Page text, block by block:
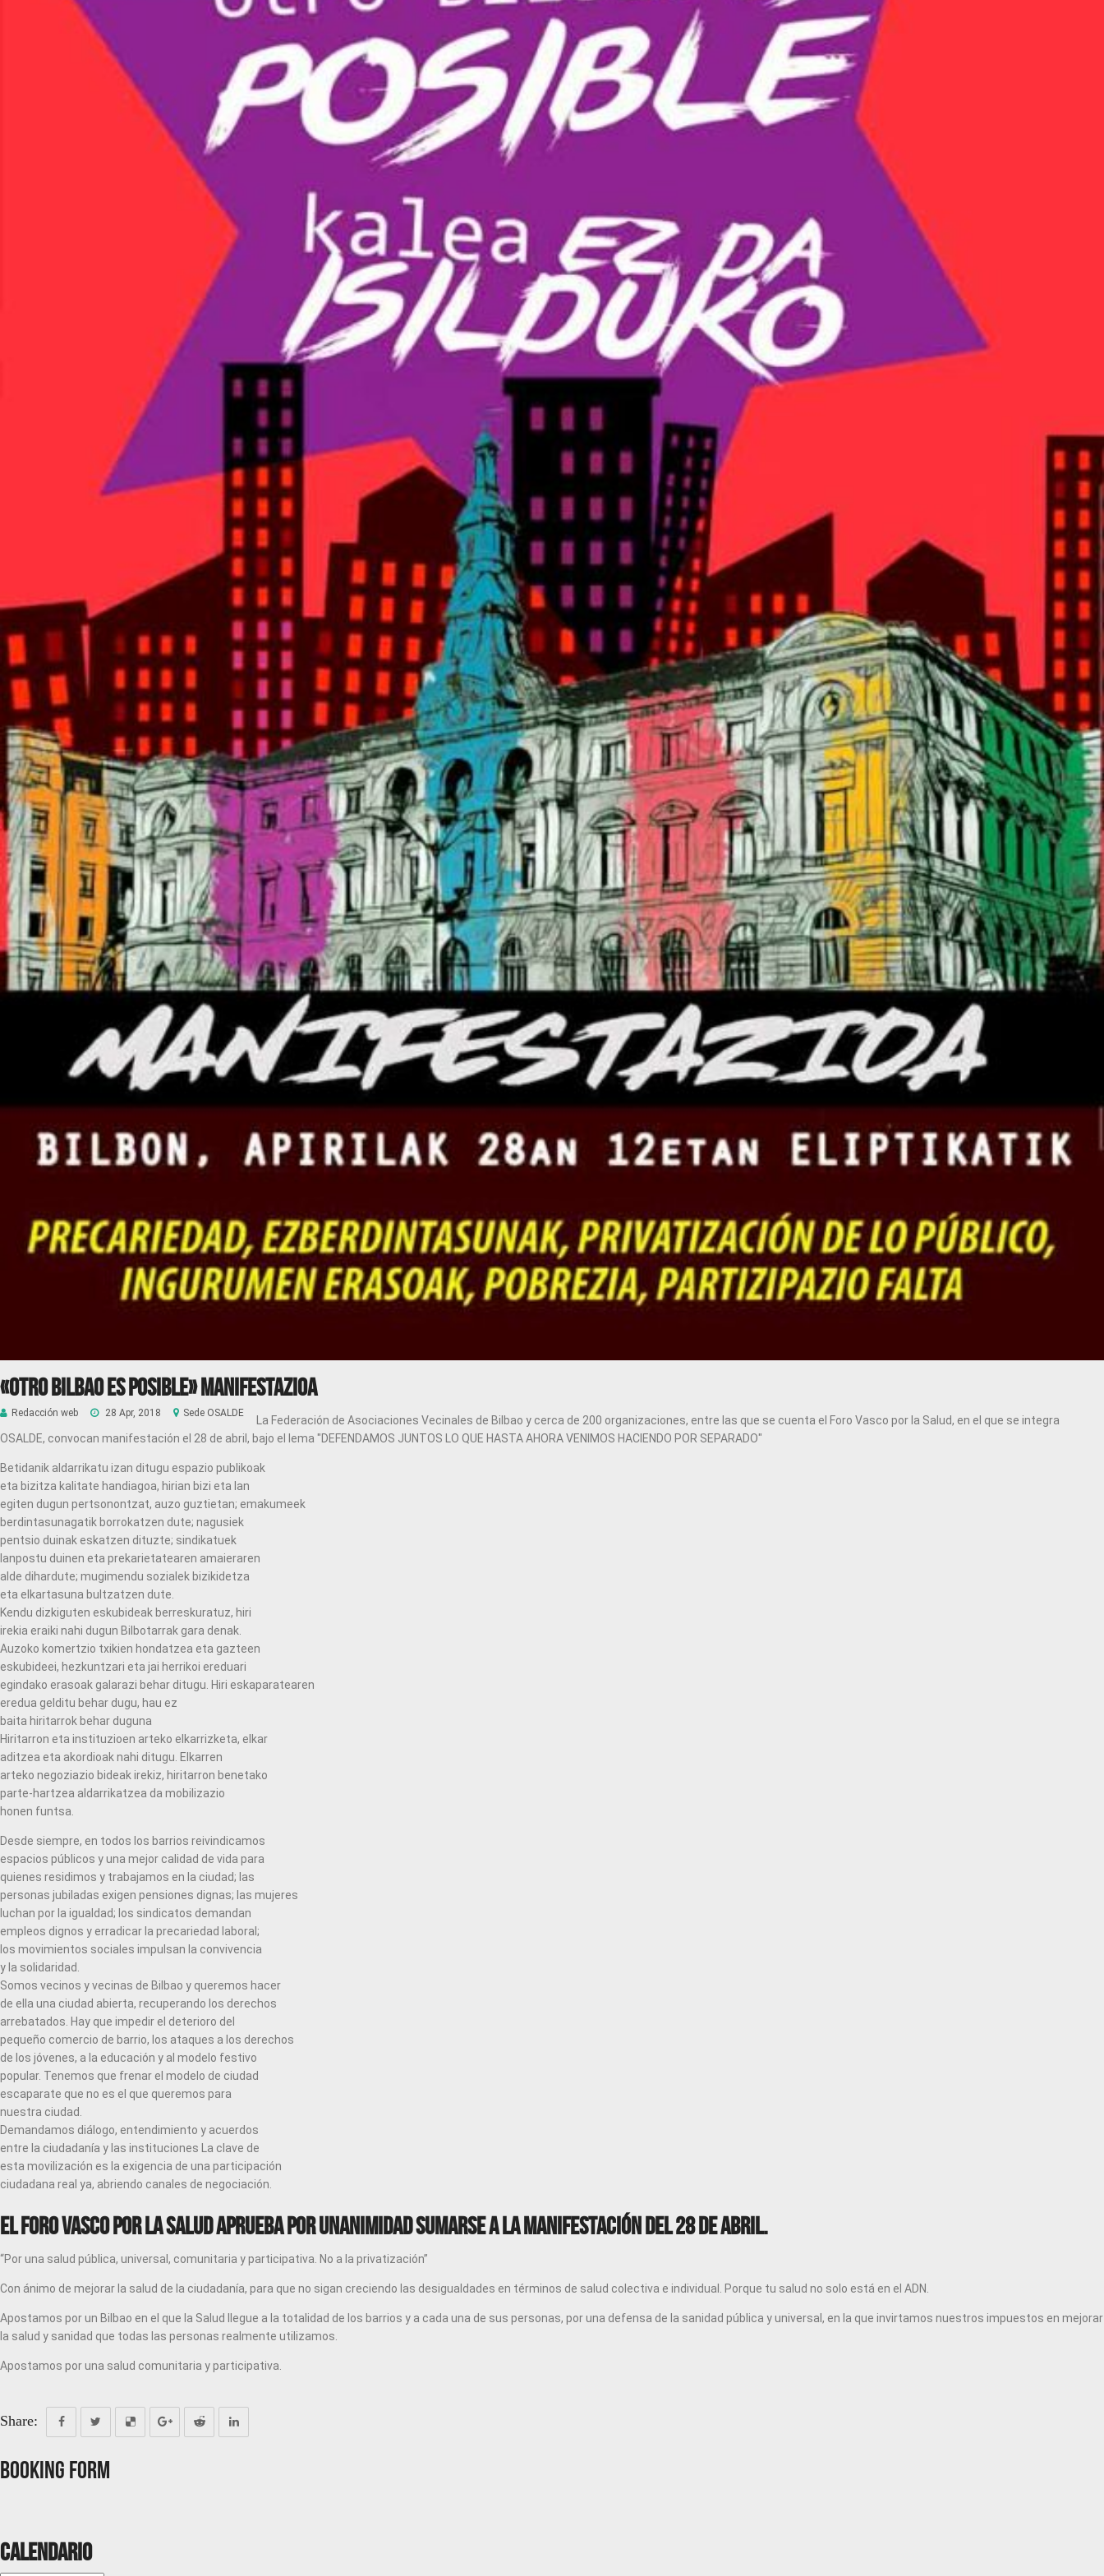
«Otro Bilbao es posible» Manifestazioa
Redacción web 28 Apr, 2018 Sede OSALDE
La Federación de Asociaciones Vecinales de Bilbao y cerca de 200 organizaciones, entre las que se cuenta el Foro Vasco por la Salud, en el que se integra
OSALDE, convocan manifestación el 28 de abril, bajo el lema "DEFENDAMOS JUNTOS LO QUE HASTA AHORA VENIMOS HACIENDO POR SEPARADO"
Betidanik aldarrikatu izan ditugu espazio publikoak
eta bizitza kalitate handiagoa, hirian bizi eta lan
egiten dugun pertsonontzat, auzo guztietan; emakumeek
berdintasunagatik borrokatzen dute; nagusiek
pentsio duinak eskatzen dituzte; sindikatuek
lanpostu duinen eta prekarietatearen amaieraren
alde dihardute; mugimendu sozialek bizikidetza
eta elkartasuna bultzatzen dute.
Kendu dizkiguten eskubideak berreskuratuz, hiri
irekia eraiki nahi dugun Bilbotarrak gara denak.
Auzoko komertzio txikien hondatzea eta gazteen
eskubideei, hezkuntzari eta jai herrikoi ereduari
egindako erasoak galarazi behar ditugu. Hiri eskaparatearen
eredua gelditu behar dugu, hau ez
baita hiritarrok behar duguna
Hiritarron eta instituzioen arteko elkarrizketa, elkar
aditzea eta akordioak nahi ditugu. Elkarren
arteko negoziazio bideak irekiz, hiritarron benetako
parte-hartzea aldarrikatzea da mobilizazio
honen funtsa.
Desde siempre, en todos los barrios reivindicamos
espacios públicos y una mejor calidad de vida para
quienes residimos y trabajamos en la ciudad; las
personas jubiladas exigen pensiones dignas; las mujeres
luchan por la igualdad; los sindicatos demandan
empleos dignos y erradicar la precariedad laboral;
los movimientos sociales impulsan la convivencia
y la solidaridad.
Somos vecinos y vecinas de Bilbao y queremos hacer
de ella una ciudad abierta, recuperando los derechos
arrebatados. Hay que impedir el deterioro del
pequeño comercio de barrio, los ataques a los derechos
de los jóvenes, a la educación y al modelo festivo
popular. Tenemos que frenar el modelo de ciudad
escaparate que no es el que queremos para
nuestra ciudad.
Demandamos diálogo, entendimiento y acuerdos
entre la ciudadanía y las instituciones La clave de
esta movilización es la exigencia de una participación
ciudadana real ya, abriendo canales de negociación.
El Foro Vasco por la Salud aprueba por unanimidad sumarse a la manifestación del 28 de Abril.
“Por una salud pública, universal, comunitaria y participativa. No a la privatización”
Con ánimo de mejorar la salud de la ciudadanía, para que no sigan creciendo las desigualdades en términos de salud colectiva e individual. Porque tu salud no solo está en el ADN.
Apostamos por un Bilbao en el que la Salud llegue a la totalidad de los barrios y a cada una de sus personas, por una defensa de la sanidad pública y universal, en la que invirtamos nuestros impuestos en mejorar
la salud y sanidad que todas las personas realmente utilizamos.
Apostamos por una salud comunitaria y participativa.
Share:
Booking Form
Calendario